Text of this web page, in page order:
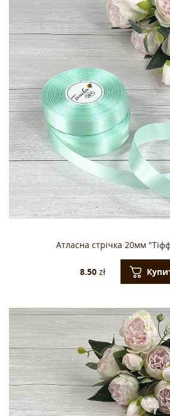
Атласна стрічка 20мм
8.50zł